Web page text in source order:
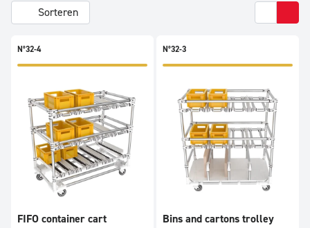
Sorteren
N°32-4
FIFO container cart
N°32-3
Bins and cartons trolley